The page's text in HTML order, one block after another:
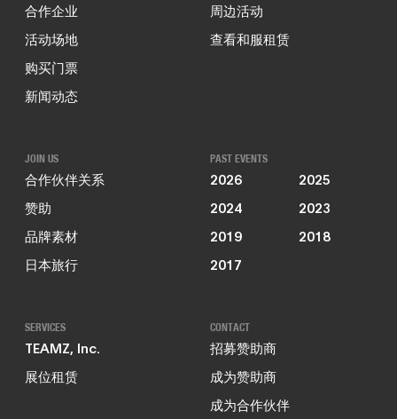
合作企业
活动场地
购买门票
新闻动态
周边活动
查看和服租赁
JOIN US
合作伙伴关系
赞助
品牌素材
日本旅行
PAST EVENTS
2026
2025
2024
2023
2019
2018
2017
SERVICES
TEAMZ, Inc.
展位租赁
CONTACT
招募赞助商
成为赞助商
成为合作伙伴